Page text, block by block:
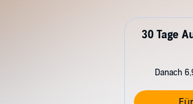
30 Tage
Danach